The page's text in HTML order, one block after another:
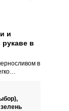
и
в
в
запекании
а
зелень